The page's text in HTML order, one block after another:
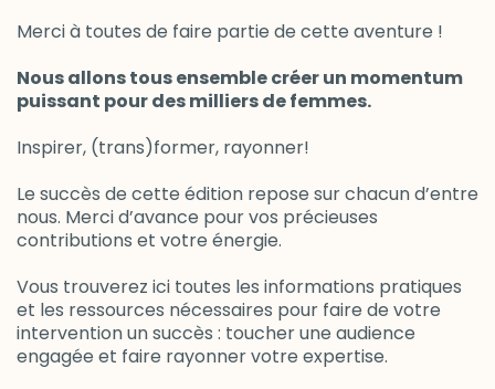
Merci à toutes de faire partie de cette aventure !
Nous allons tous ensemble créer un momentum
puissant pour des milliers de femmes.
Inspirer, (trans)former, rayonner!
Le succès de cette édition repose sur chacun d’entre
nous. Merci d’avance pour vos précieuses
contributions et votre énergie.
Vous trouverez ici toutes les informations pratiques
et les ressources nécessaires pour faire de votre
intervention un succès : toucher une audience
engagée et faire rayonner votre expertise.